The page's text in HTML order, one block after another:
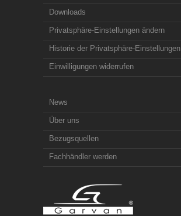
Downloads
Privatsphäre-Einstellungen ändern
Historie der Privatsphäre-Einstellungen
Einwilligungen widerrufen
News
Über uns
Bezugsquellen
Fachhändler werden